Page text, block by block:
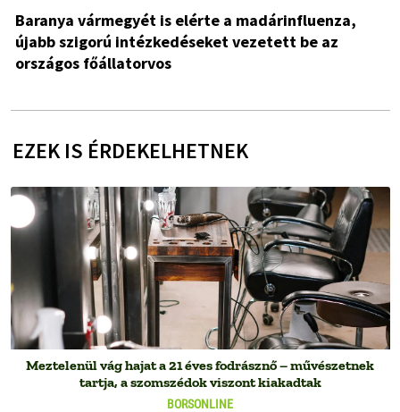
Baranya vármegyét is elérte a madárinfluenza,
újabb szigorú intézkedéseket vezetett be az
országos főállatorvos
EZEK IS ÉRDEKELHETNEK
BORSONLINE
Meztelenül vág hajat a 21 éves fodrásznő – művészetnek
tartja, a szomszédok viszont kiakadtak